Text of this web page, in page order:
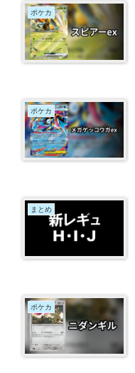
ポケカ
ポケカ
まとめ
ポケカ